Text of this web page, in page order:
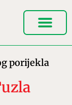
porijekla